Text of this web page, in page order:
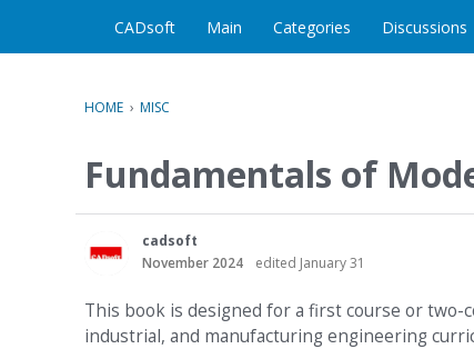
Discussions
Categories
Main
CADsoft
HOME › MISC
Fundamentals of
cadsoft
November 2024
edited January 31
This book is designed for a first course or two-
industrial, and manufacturing engineering